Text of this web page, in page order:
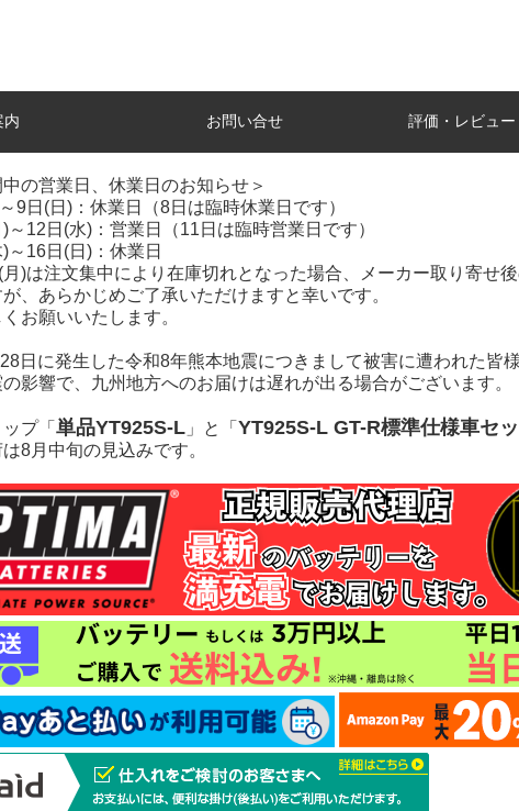
内 お問い合せ 評価・レビュ
中の営業日、休業日のお知らせ＞
9日(日)：休業日（8日は臨時休業日です）
～12日(水)：営業日（11日は臨時営業日です）
～16日(日)：休業日
)は注文集中により在庫切れとなった場合、メーカー取り寄せ
、あらかじめご了承いただけますと幸いです。
お願いいたします。
日に発生した令和8年熊本地震につきまして被害に遭われた皆
影響で、九州地方へのお届けは遅れが出る場合がございます。
プ「 単品YT925S-L 」と「 YT925S-L GT-R標準仕様車セ
8月中旬の見込みです。